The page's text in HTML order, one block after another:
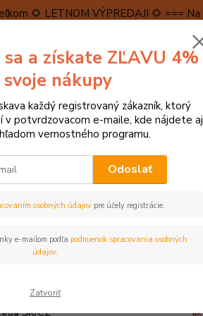
🌻 LETNOM VÝPREDAJI 🌻 ===
špeciálne zľavy až do výšky 1️⃣5️⃣%
👉VRÁTENIE TOVARU👈
Hľadať
(Po-
SK/CZ
a získate ZĽAVU 4%
svoje nákupy
každý registrovaný zákazník, ktorý
v potvrdzovacom e-maile, kde nájdete aj
vernostného programu.
Odoslať
osobných údajovpre účely registrácie.
e-mailom podľa podmienok spracovania osobných
údajov.
Zatvoriť